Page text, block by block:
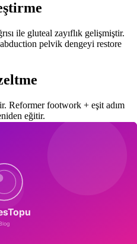
ile gluteal zayıflık gelişmiştir.
pelvik dengeyi restore
Reformer footwork + eşit adım
eğitir.
Pilates topu üzerinde denge
rehabilitasyon daha yavaş. 8-